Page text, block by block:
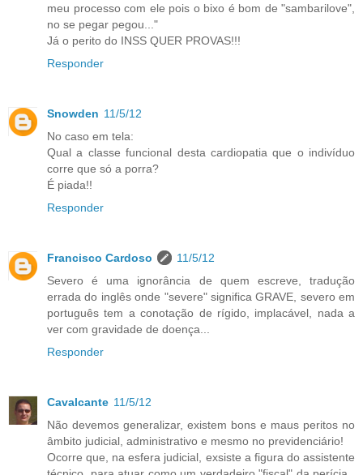
meu processo com ele pois o bixo é bom de "sambarilove",
no se pegar pegou..."
Já o perito do INSS QUER PROVAS!!!
Responder
Snowden 11/5/12
No caso em tela:
Qual a classe funcional desta cardiopatia que o indivíduo
corre que só a porra?
É piada!!
Responder
Francisco Cardoso
11/5/12
Severo é uma ignorância de quem escreve, tradução
errada do inglês onde "severe" significa GRAVE, severo em
português tem a conotação de rígido, implacável, nada a
ver com gravidade de doença...
Responder
Cavalcante 11/5/12
Não devemos generalizar, existem bons e maus peritos no
âmbito judicial, administrativo e mesmo no previdenciário!
Ocorre que, na esfera judicial, exsiste a figura do assistente